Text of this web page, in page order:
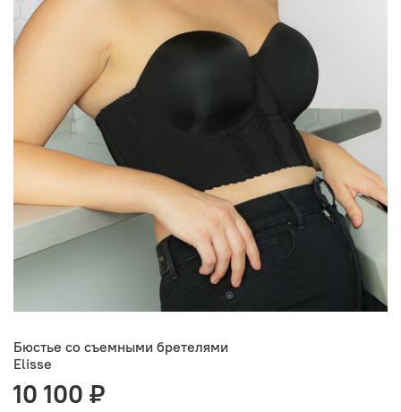
Бюстье со съемными бретелями
Elisse
10 100 ₽